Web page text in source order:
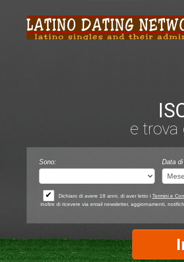
e trova
Sono: Data
✔ Dichiaro di avere 18 anni, di aver letto i Termini e
inoltre di ricevere via email newsletter, aggiornamenti,